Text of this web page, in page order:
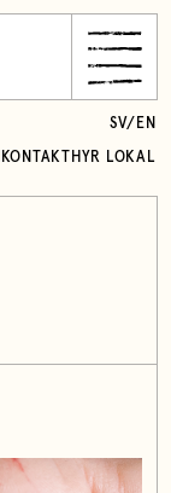
KONTAKT HYR LOKAL
SV/ EN